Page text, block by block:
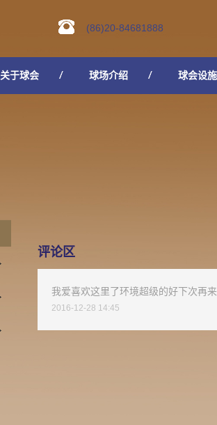
(86)20-84681888
关于球会 球场介绍 球会设施
评论区
我爱喜欢这里了环境超级的好下次再
2016-12-28 14:45